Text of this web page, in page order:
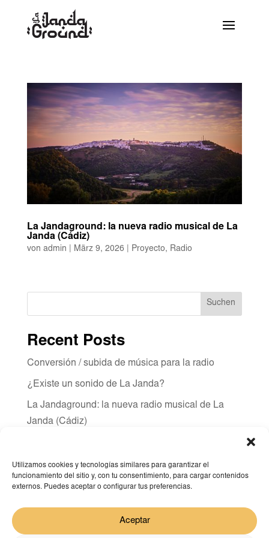
Utilizamos cookies y tecnologías similares para garantizar el
funcionamiento del sitio y, con tu consentimiento, para cargar contenidos
externos. Puedes aceptar o configurar tus preferencias.
Aceptar
La Jandaground: la nueva radio musical de La
Janda (Cádiz)
von admin März 9, 2026 Proyecto, Radio
Suchen
Recent Posts
Conversión / subida de música para la radio
¿Existe un sonido de La Janda?
La Jandaground: la nueva radio musical de La
Janda (Cádiz)
Es sind keine Kommentare vorhanden.